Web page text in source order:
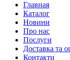
Главная
Каталог
Новини
Про нас
Послуги
Доставка та
Контакти